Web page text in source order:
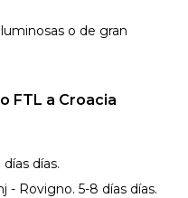
o de gran
FTL a Croacia
días días.
- Rovigno. 5-8 días días.